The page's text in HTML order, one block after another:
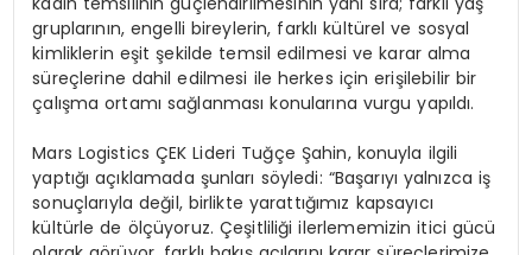
gruplarının, engelli bireylerin, farklı kültürel ve sosyal
kimliklerin eşit şekilde temsil edilmesi ve karar alma
süreçlerine dahil edilmesi ile herkes için erişilebilir bir
çalışma ortamı sağlanması konularına vurgu yapıldı.
Mars Logistics ÇEK Lideri Tuğçe Şahin, konuyla ilgili
yaptığı açıklamada şunları söyledi: “Başarıyı yalnızca iş
sonuçlarıyla değil, birlikte yarattığımız kapsayıcı
kültürle de ölçüyoruz. Çeşitliliği ilerlememizin itici gücü